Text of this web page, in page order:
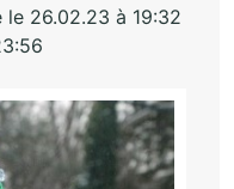
le 26.02.23 à 19:32